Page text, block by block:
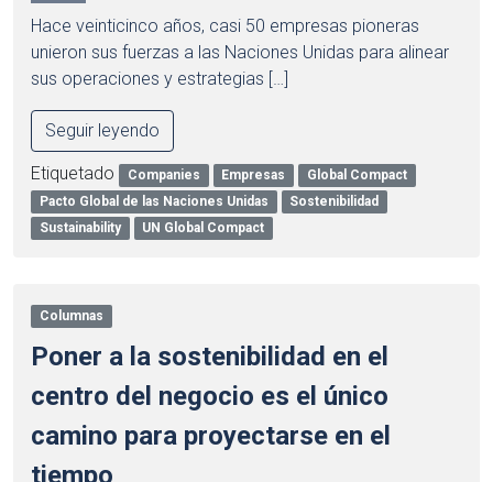
Hace veinticinco años, casi 50 empresas pioneras
unieron sus fuerzas a las Naciones Unidas para alinear
sus operaciones y estrategias […]
Seguir leyendo
Etiquetado Companies Empresas
Global Compact
Pacto Global de las Naciones Unidas
Sostenibilidad
Sustainability
UN Global Compact
Columnas
Poner a la sostenibilidad en el
centro del negocio es el único
camino para proyectarse en el